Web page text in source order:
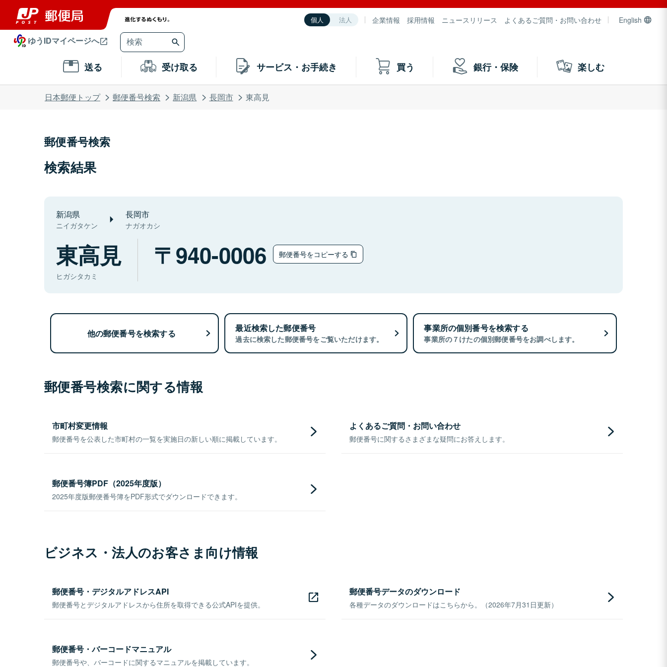
個人 法人 企業情報 採用情報 ニュースリリース よくあるご質問・お問い合わせ English
ゆうIDマイページへ
送る 受け取る サービス・お手続き 買う 銀行・保険 楽しむ
日本郵便トップ 郵便番号検索 新潟県 長岡市 東高見
郵便番号検索
検索結果
新潟県
ニイガタケン
長岡市
ナガオカシ
東高見
ヒガシタカミ
940-0006 郵便番号をコピーする
他の郵便番号を検索する 最近検索した郵便番号
過去に検索した郵便番号をご覧いただけます。
事業所の個別番号を検索する
事業所の７けたの個別郵便番号をお調べします。
郵便番号検索に関する情報
市町村変更情報
郵便番号を公表した市町村の一覧を実施日の新しい順に掲載しています。
よくあるご質問・お問い合わせ
郵便番号に関するさまざまな疑問にお答えします。
郵便番号簿PDF（2025年度版）
2025年度版郵便番号簿をPDF形式でダウンロードできます。
ビジネス・法人のお客さま向け情報
郵便番号・デジタルアドレスAPI
郵便番号とデジタルアドレスから住所を取得できる公式APIを提供。
郵便番号データのダウンロード
各種データのダウンロードはこちらから。（2026年7月31日更新）
郵便番号・バーコードマニュアル
郵便番号や、バーコードに関するマニュアルを掲載しています。